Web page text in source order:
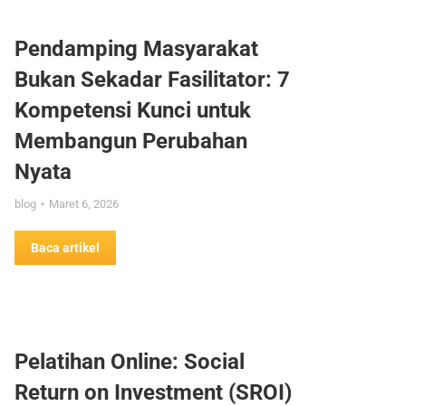
Pendamping Masyarakat
Bukan Sekadar Fasilitator: 7
Kompetensi Kunci untuk
Membangun Perubahan
Nyata
blog Maret 6, 2026
Baca artikel
Pelatihan Online: Social
Return on Investment (SROI)